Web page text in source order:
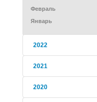
Февраль
Январь
2022
2021
2020